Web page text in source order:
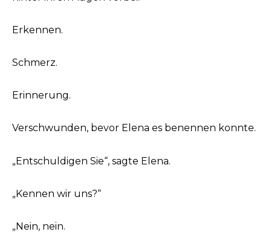
Erkennen.
Schmerz.
Erinnerung.
Verschwunden, bevor Elena es benennen konnte.
„Entschuldigen Sie“, sagte Elena.
„Kennen wir uns?“
„Nein, nein.